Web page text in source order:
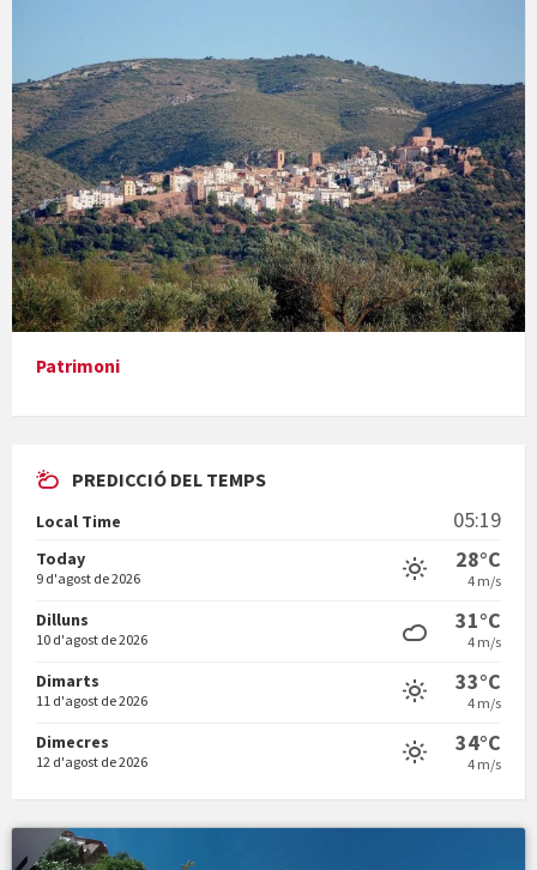
Concerts al Museu
Presentació del llibre &quot;La mare&quot;, d'Emma Zafon
En Bum
Vermuts a la Font. Hit parit
Patrimoni
PREDICCIÓ DEL TEMPS
Local Time 05:19
Today
9 d'agost de 2026
28°C
4 m/s
Dilluns
10 d'agost de 2026
31°C
4 m/s
Dimarts
11 d'agost de 2026
33°C
4 m/s
Dimecres
12 d'agost de 2026
34°C
4 m/s